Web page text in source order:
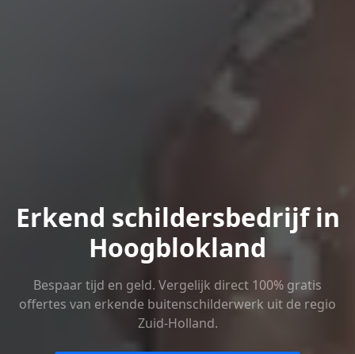
Erkend schildersbedrijf in
Hoogblokland
Bespaar tijd en geld. Vergelijk direct 100% gratis
offertes van erkende buitenschilderwerk uit de regio
Zuid-Holland.